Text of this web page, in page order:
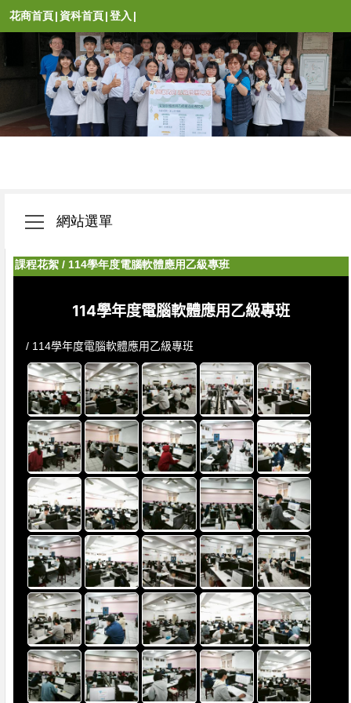
花商首頁| 資科首頁|登入 |
網站選單
課程花絮 / 114學年度電腦軟體應用乙級專班